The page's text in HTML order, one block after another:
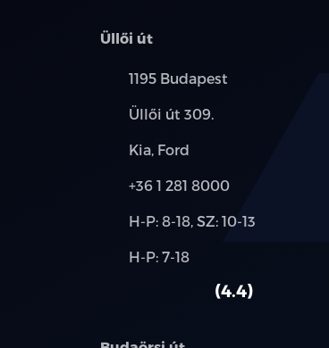
Üllői út
Település:
1195 Budapest
Cím:
Üllői út 309.
Márkák:
Kia, Ford
Telefon:
+36 1 281 8000
Új-
használt
H-P: 8-18, SZ: 10-13
Alkatrész,
H-P: 7-18
4.4